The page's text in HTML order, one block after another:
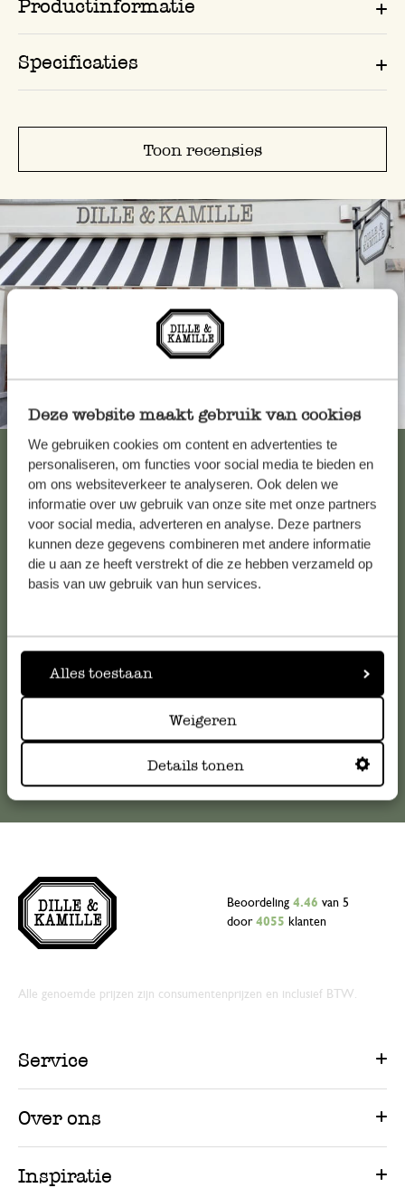
Deze website maakt gebruik van cookies
We gebruiken cookies om content en advertenties te
personaliseren, om functies voor social media te bieden en
om ons websiteverkeer te analyseren. Ook delen we
informatie over uw gebruik van onze site met onze partners
voor social media, adverteren en analyse. Deze partners
kunnen deze gegevens combineren met andere informatie
die u aan ze heeft verstrekt of die ze hebben verzameld op
basis van uw gebruik van hun services.
Alles toestaan
Weigeren
Details tonen
Productinformatie
Specificaties
Toon recensies
Altijd in de buurt
Bekijk alle 62 winkels
Klantenservice
Voor vragen, tips of hulp kun je contact opnemen met onze
klantenservice@dille-kamille.com
Beoordeling 4.46 van 5
door 4055 klanten
Alle genoemde prijzen zijn consumentenprijzen en inclusief BTW.
Service
Over ons
Inspiratie